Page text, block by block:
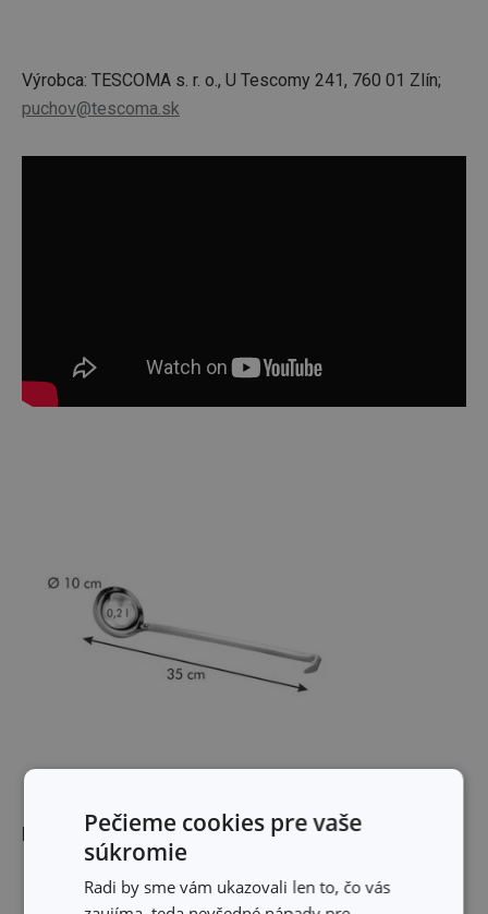
Výrobca: TESCOMA s. r. o., U Tescomy 241, 760 01 Zlín;
puchov@tescoma.sk
Rozmery
OBJEM (L)
Pečieme cookies pre vaše
súkromie
Radi by sme vám ukazovali len to, čo vás